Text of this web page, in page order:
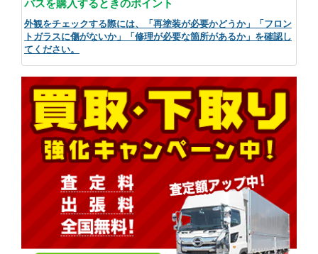
バスを購入するときのポイント
外観をチェックする際には、「再塗装が必要かどうか」「フロン
トガラスに傷がないか」「修理が必要な箇所があるか」を確認し
てください。